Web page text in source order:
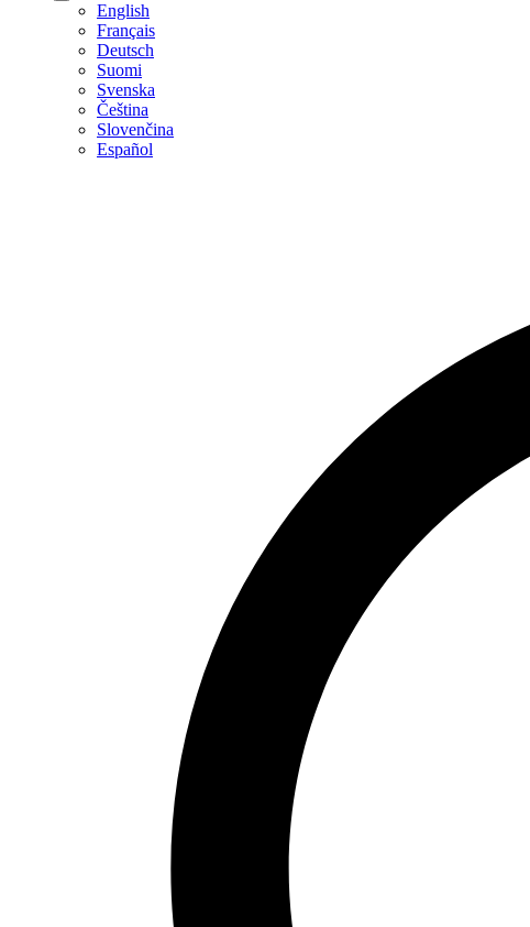
English
Français
Deutsch
Suomi
Svenska
Čeština
Slovenčina
Español